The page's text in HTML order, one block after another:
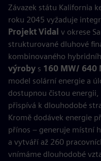
Závazek státu Kalifornia
roku 2045 vyžaduje
Projekt Vidal v okrese
strukturované dluhové
kombinovaného
výroby s 160 MW/ 640
model solární energie a
dostupnou čistou
přispívá k dlouhodobé
Kromě dodávek energie
přínos – generuje místní
a vytváří až 260
vnímáme dlouhodobé